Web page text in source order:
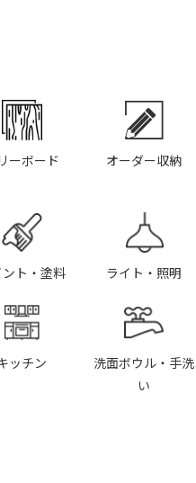
ーボード オーダー収納
ト・塗料 ライト・照明
ッチン
洗面ボウル・手洗
い